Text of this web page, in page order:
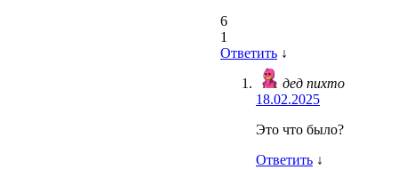
6
1
Ответить ↓
дед пихто
18.02.2025
Это что было?
Ответить ↓